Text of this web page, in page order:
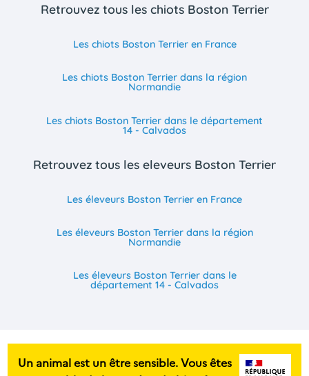
Retrouvez tous les chiots Boston Terrier
Les chiots Boston Terrier en France
Les chiots Boston Terrier dans la région
Normandie
Les chiots Boston Terrier dans le département
14 - Calvados
Retrouvez tous les eleveurs Boston Terrier
Les éleveurs Boston Terrier en France
Les éleveurs Boston Terrier dans la région
Normandie
Les éleveurs Boston Terrier dans le
département 14 - Calvados
Un animal est un être sensible. Vous êtes